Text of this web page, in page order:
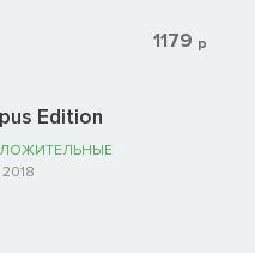
Edition
1179 р